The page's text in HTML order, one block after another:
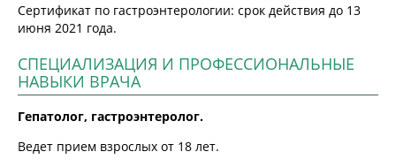
Сертификат по гастроэнтерологии: срок действия до 13
июня 2021 года.
СПЕЦИАЛИЗАЦИЯ И ПРОФЕССИОНАЛЬНЫЕ
НАВЫКИ ВРАЧА
Гепатолог, гастроэнтеролог.
Ведет прием взрослых от 18 лет.